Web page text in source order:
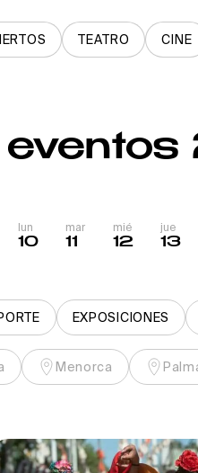
TEATRO CINE
lun
10
mar
11
mié
12
jue
13
EXPOSICIONES
Menorca